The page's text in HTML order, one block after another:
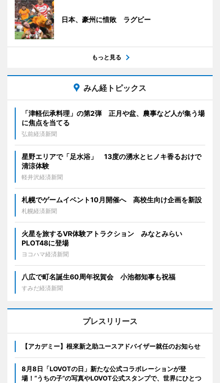
日本、豪州に惜敗 ラグビー
もっと見る
みん経トピックス
「津軽伝承料理」の第2弾 正月や盆、農事など人が集う場
に焦点を当てる
弘前経済新聞
星野エリアで「足水浴」 13度の湧水とヒノキ香るおけで
清涼体験
軽井沢経済新聞
札幌でゲームイベント10月開催へ 高校生向け企画を新設
札幌経済新聞
火星を旅するVR体験アトラクション みなとみらい
PLOT48に登場
ヨコハマ経済新聞
八広で町名誕生60周年祝賀会 小池都知事も祝福
すみだ経済新聞
プレスリリース
【アカデミー】根來新之助ユースアドバイザー就任のお知らせ
8月8日「LOVOTの日」新たな公式コラボレーションが登
場！“うちの子”の写真やLOVOT公式スタンプで、世界にひとつ